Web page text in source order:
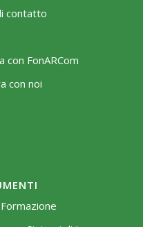
contatto
con FonARCom
con noi